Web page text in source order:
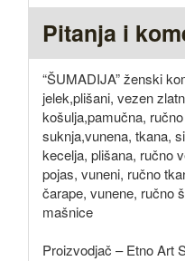
Pitanja i
“ŠUMADIJA” ženski
jelek,plišani, vezen
košulja,pamučna,
suknja,vunena, tkana,
kecelja, plišana, ručno
pojas, vuneni, ručno
čarape, vunene, ručno
mašnice
Proizvodjač – Etno Art